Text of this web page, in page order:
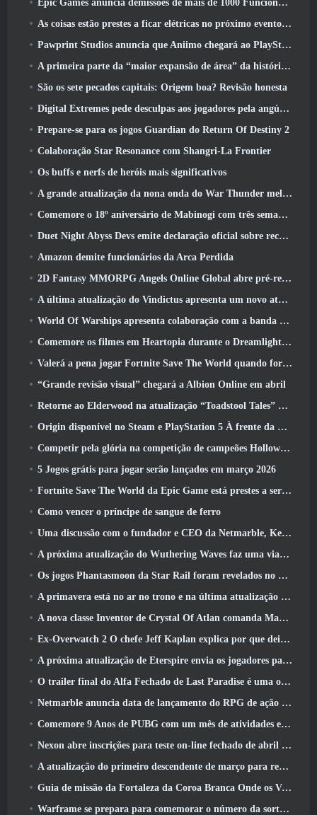
Epic Games anuncia demissões de mais de 1000 Funcionários, Citando “Desaceleração no Engajamento Fortnite”
As coisas estão prestes a ficar elétricas no próximo evento Aftershock do Apex Legends
Pawprint Studios anuncia que Aniimo chegará ao PlayStation 5 E a Epic Games Store nos lançamentos
A primeira parte da “maior expansão de área” da história do RuneScape é lançada hoje
São os sete pecados capitais: Origem boa? Revisão honesta
Digital Extremes pede desculpas aos jogadores pela angústia causada por “convites nefastos” no Warframe
Prepare-se para os jogos Guardian do Return Of Destiny 2
Colaboração Star Resonance com Shangri-La Frontier
Os buffs e nerfs de heróis mais significativos
A grande atualização da nona onda do War Thunder melhora a aparência das batalhas navais com visuais aquáticos aprimorados
Comemore o 18º aniversário de Mabinogi com três semanas de eventos e recompensas
Duet Night Abyss Devs emite declaração oficial sobre recente incidente de malware após atualização do jogo
Amazon demite funcionários da Arca Perdida
2D Fantasy MMORPG Angels Online Global abre pré-registro
A última atualização do Vindictus apresenta um novo ataque onde os jogadores enfrentarão o Guardião de Caliburn
World Of Warships apresenta colaboração com a banda sueca de heavy metal Sabaton
Comemore os filmes em Heartopia durante o Dreamlight Cinematics Festival
Valerá a pena jogar Fortnite Save The World quando for grátis?
“Grande revisão visual” chegará a Albion Online em abril
Retorne ao Elderwood na atualização “Toadstool Tales” de Palia
Origin disponível no Steam e PlayStation 5 À frente da marcha 23 Lançar
Competir pela glória na competição de campeões Hollow de New Eridu na próxima atualização do Zenless Zone Zero
5 Jogos grátis para jogar serão lançados em março 2026
Fortnite Save The World da Epic Game está prestes a ser gratuito para jogar
Como vencer o príncipe de sangue de ferro
Uma discussão com o fundador e CEO da Netmarble, Ken Kim, sobre a MONGIL: Mergulho nas Estrelas
A próxima atualização do Wuthering Waves faz uma viagem ao “lado negro”
Os jogos Phantasmoon da Star Rail foram revelados no 4.1 Programa Especial
A primavera está no ar no trono e na última atualização do Liberty
A nova classe Inventor de Crystal Of Atlan comanda Magitech Mechs em batalha
Ex-Overwatch 2 O chefe Jeff Kaplan explica por que deixou a Blizzard
A próxima atualização de Eterspire envia os jogadores para as minas anãs
O trailer final do Alfa Fechado de Last Paradise é uma obra de arte pequena, mas aterrorizante
Netmarble anuncia data de lançamento do RPG de ação para domar monstros Mongil: Mergulho nas Estrelas
Comemore 9 Anos de PUBG com um mês de atividades especiais
Nexon abre inscrições para teste on-line fechado de abril do MapleStory Classic World
A atualização do primeiro descendente de março para reequilibrar Sharen e também introduzir novo conteúdo
Guia de missão da Fortaleza da Coroa Branca Onde os Ventos Encontram
Warframe se prepara para comemorar o número da sorte 13 Com eventos de aniversário